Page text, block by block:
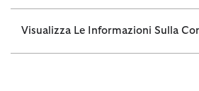
Visualizza Le Informazioni Sulla